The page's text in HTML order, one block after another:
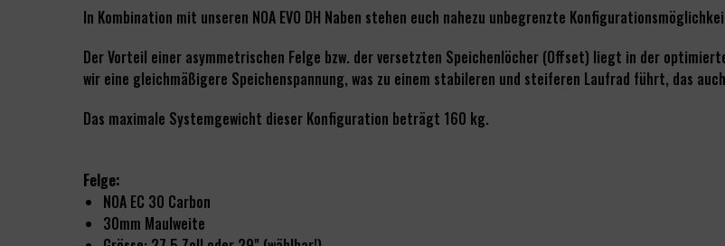
In Kombination mit unseren NOA EVO DH Naben stehen euch nahezu unbegrenzte
Der Vorteil einer asymmetrischen Felge bzw. der versetzten Speichenlöcher (Offset) liegt in der
wir eine gleichmäßigere Speichenspannung, was zu einem stabileren und steiferen Laufrad führt, das
Das maximale Systemgewicht dieser Konfiguration beträgt 160 kg.
Felge:
NOA EC 30 Carbon
30mm Maulweite